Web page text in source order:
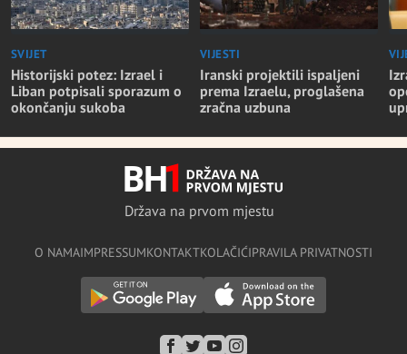
SVIJET
Historijski potez: Izrael i
Liban potpisali sporazum o
okončanju sukoba
VIJESTI
Iranski projektili ispaljeni
prema Izraelu, proglašena
zračna uzbuna
Država na prvom mjestu
O NAMAIMPRESSUMKONTAKTKOLAČIĆIPRAVILA PRIVATNOSTI